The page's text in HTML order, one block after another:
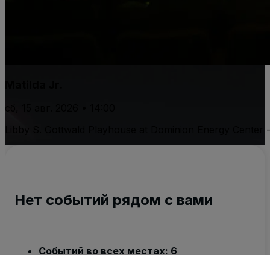
Libby S. Gottwald Playhouse at Dominion Energy Center
Нет событий рядом с вами
Событий во всех местах: 6